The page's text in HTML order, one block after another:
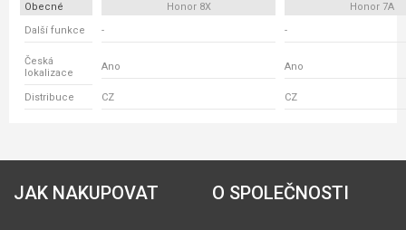
Obecné Honor 8X
Honor 7A
Další funkce
- -
Česká
lokalizace
Ano Ano
Distribuce CZ CZ
JAK NAKUPOVAT O SPOLEČNOSTI